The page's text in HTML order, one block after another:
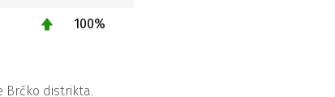
100%
Brčko distrikta.